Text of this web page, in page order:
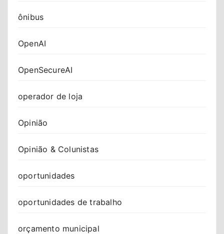
ônibus
OpenAI
OpenSecureAI
operador de loja
Opinião
Opinião & Colunistas
oportunidades
oportunidades de trabalho
orçamento municipal